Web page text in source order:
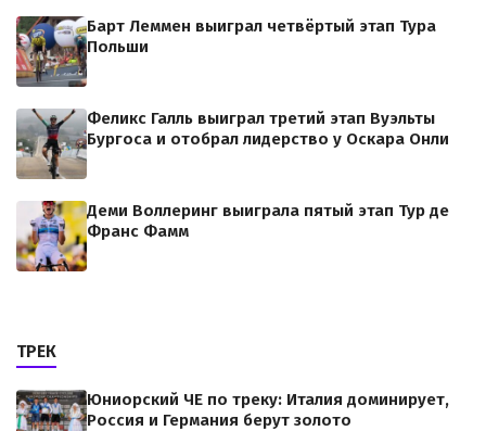
Барт Леммен выиграл четвёртый этап Тура
Польши
Феликс Галль выиграл третий этап Вуэльты
Бургоса и отобрал лидерство у Оскара Онли
Деми Воллеринг выиграла пятый этап Тур де
Франс Фамм
ТРЕК
Юниорский ЧЕ по треку: Италия доминирует,
Россия и Германия берут золото